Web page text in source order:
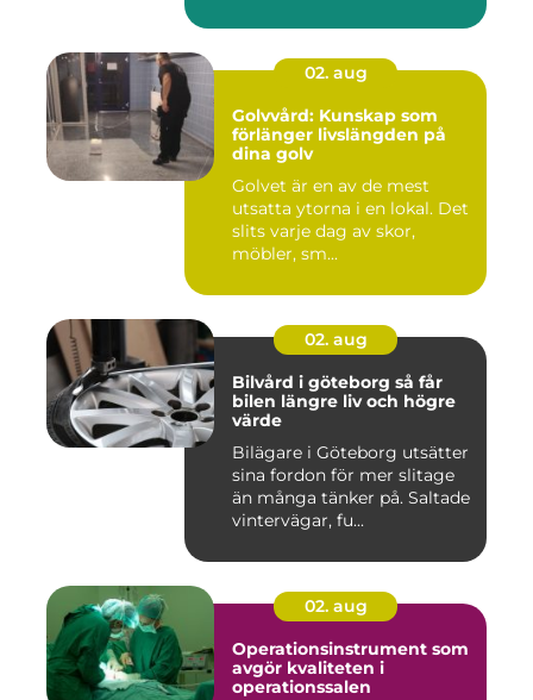
02. aug
Golvvård: Kunskap som
förlänger livslängden på
dina golv
Golvet är en av de mest
utsatta ytorna i en lokal. Det
slits varje dag av skor,
möbler, sm...
02. aug
Bilvård i göteborg så får
bilen längre liv och högre
värde
Bilägare i Göteborg utsätter
sina fordon för mer slitage
än många tänker på. Saltade
vintervägar, fu...
02. aug
Operationsinstrument som
avgör kvaliteten i
operationssalen